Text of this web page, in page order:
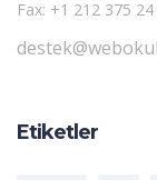
Fax: +1 212 375
Etiketler